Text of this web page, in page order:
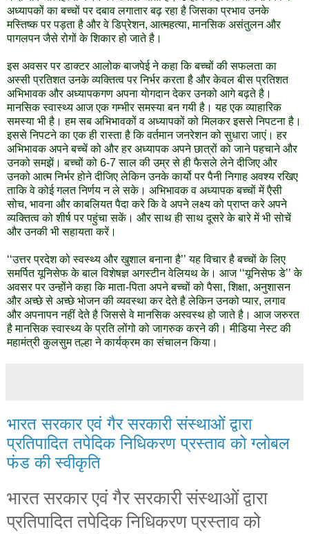
अध्यापकों का बच्चों पर दबाव लगातार बढ़ रहा है जिसका प्रभाव उनके
मस्तिष्क पर पड़ता है और वे डिप्रेशन, आत्महत्या, मानसिक असंतुलन और
पागलपन जैसे रोगों के शिकार हो जाते है।
इस अवसर पर डाक्टर आलोक बाजपेई ने कहा कि बच्चों की सफलता का
अस्सी प्रतिशत उनके व्यक्तित्व पर निर्भर करता है और केवल बीस प्रतिशत
अभिभावक और अध्यापकगण अपना योगदान देकर उनको आगे बढ़ते है।
मानसिक स्वास्थ्य आज एक गम्भीर समस्या बन गयी है। यह एक व्याहारिक
समस्या भी है। हम सब अभिभावकों व अध्यापकों को मिलकर इससे निपटना है।
इससे निपटने का एक ही रास्ता है कि वर्तमान जनरेशन को सुधारा जाएं। हर
अभिभावक अपने बच्चें को और हर अध्यापक अपने छात्रों को जाने पहचाने और
उनको समझें। बच्चों को 6-7 साल की उम्र से ही फैसले लेने दीजिए और
उनको आत्म निर्भर होने दीजिए लेकिन उनके कार्यो पर पैनी निगाह अवश्य रखिए
ताकि वे कोई गलत निर्णय न ले सके। अभिभावक व अध्यापक बच्चों में एैसी
सोच, भावना और काबलियत पैदा करे कि वे अपने लक्ष्य को प्राप्त करे अपने
व्यक्तित्व को शीर्ष पर पहुंचा सकें। और साथ ही साथ दूसरे के बारे में भी सोचें
और उनकी भी सहायता करें।
‘‘उत्तर प्रदेश को स्वस्थ्य और खुशाल बनाना है’’ यह विचार है बच्चों के लिए
समर्पित यूनिसेफ के बाल विशेषज्ञ अगस्टीन वेलियथ के। आज ‘‘यूनिसेफ डे’’ के
अवसर पर उन्होंने कहा कि माता-पिता अपने बच्चों को पैसा, शिक्षा, अनुशासन
और अच्छे से अच्छे भोजन की व्यवस्था कर देते है लेकिन उनको प्यार, लगाव
और अपनापन नहीं देते है जिससे वे मानसिक अस्वस्थ हो जाते है। आज जरुरत
है मानसिक स्वास्थ्य के प्रति लोंगो को जागरुक करने की। मीडिया नेस्ट की
महामंत्री कुलसुम तल्हा ने कार्यक्रम का संचालन किया।
भारत सरकार एवं गैर सरकारी संस्थाओं द्वारा
प्रतिपादित तपेदिक निधिकरण प्रस्ताव को ग्लोबल
फंड की स्वीकृति
भारत सरकार एवं गैर सरकारी संस्थाओं द्वारा
प्रतिपादित तपेदिक निधिकरण प्रस्ताव को